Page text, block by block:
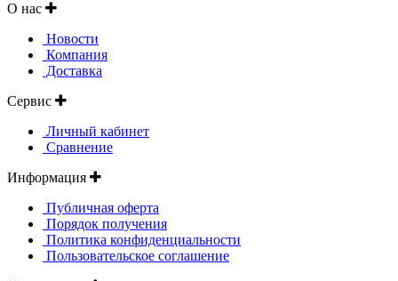
О нас
Новости
Компания
Доставка
Сервис
Личный кабинет
Сравнение
Информация
Публичная оферта
Порядок получения
Политика конфиденциальности
Пользовательское соглашение